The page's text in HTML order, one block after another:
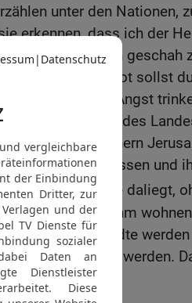
unter den Nationen,
erkennen, dass ich der
das Wort des Herrn geschah
dein Brot sollst
mit Zittern und in Angst
sollst zum Volk des
von den Bewohnern
sie in Angst essen und
ihr Land[5]öde daliegt,
all derer, die in ihm
bewohnten Städte
wird eine Einöde werden.
der Herr bin.